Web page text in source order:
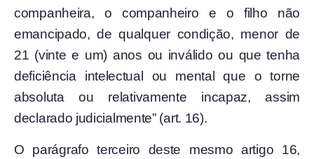
companheira, o companheiro e o filho não
emancipado, de qualquer condição, menor de
21 (vinte e um) anos ou inválido ou que tenha
deficiência intelectual ou mental que o torne
absoluta ou relativamente incapaz, assim
declarado judicialmente” (art. 16).
O parágrafo terceiro deste mesmo artigo 16,